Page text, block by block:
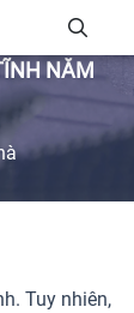
NĂM
Tuy nhiên,